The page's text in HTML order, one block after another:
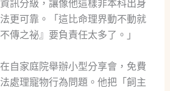
訊分級，讓像他這樣非本科出身
更可靠。「這比命理界動不動就
傳之祕』要負責任太多了。」
自家庭院舉辦小型分享會，免費
處理寵物行為問題。他把「飼主